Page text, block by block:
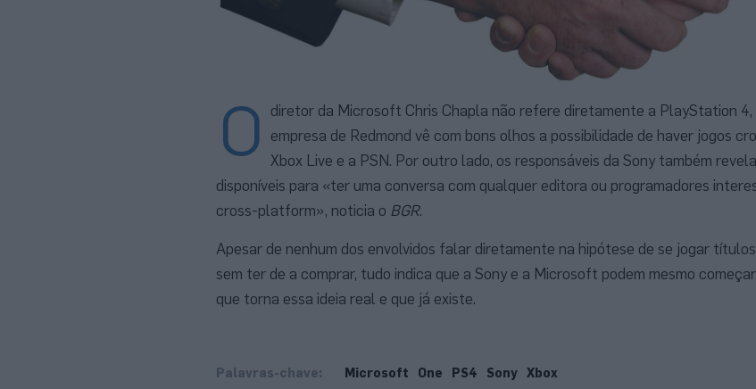
O
diretor da Microsoft Chris Chapla não refere diretamente a PlayStation 4,
empresa de Redmond vê com bons olhos a possibilidade de haver jogos
Xbox Live e a PSN. Por outro lado, os responsáveis da Sony também
disponíveis para «ter uma conversa com qualquer editora ou programadores
cross-platform», noticia o BGR.
Apesar de nenhum dos envolvidos falar diretamente na hipótese de se jogar
sem ter de a comprar, tudo indica que a Sony e a Microsoft podem mesmo
que torna essa ideia real e que já existe.
Palavras-chave: Microsoft One PS4 Sony Xbox